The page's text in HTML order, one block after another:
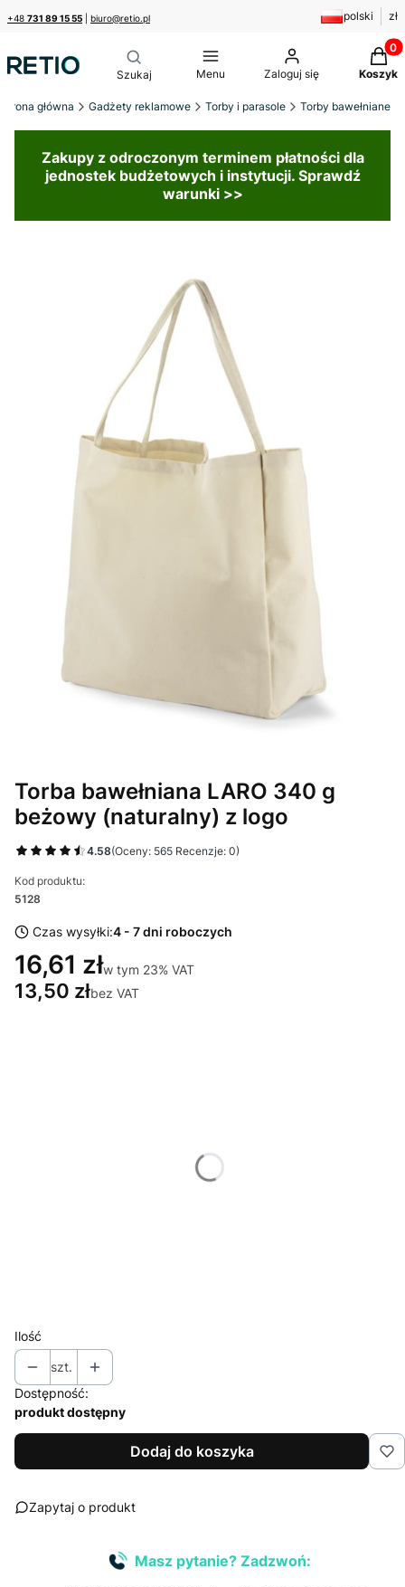
+48 731 89 15 55 biuro@retio.pl polski zł
Menu Zaloguj się Koszyk
Strona główna Gadżety reklamowe Torby i parasole Torby bawełniane
Zakupy z odroczonym terminem płatności dla
jednostek budżetowych i instytucji. Sprawdź
warunki >>
Torba bawełniana LARO 340 g
beżowy (naturalny) z logo
4.58(Oceny: 565 Recenzje: 0)
Kod produktu:
5128
Czas wysyłki:4 - 7 dni roboczych
16,61 złw tym 23% VAT
w tym 23% VAT
13,50 złbez VAT
Ilość
szt.
Dostępność:
produkt dostępny
Dodaj do koszyka
Zapytaj o produkt
Masz pytanie? Zadzwoń: